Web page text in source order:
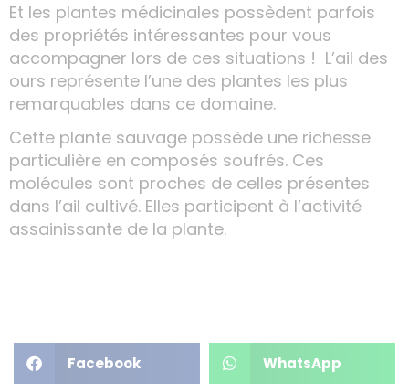
Et les plantes médicinales possèdent parfois
des propriétés intéressantes pour vous
accompagner lors de ces situations ! L’ail des
ours représente l’une des plantes les plus
remarquables dans ce domaine.
Cette plante sauvage possède une richesse
particulière en composés soufrés. Ces
molécules sont proches de celles présentes
dans l’ail cultivé. Elles participent à l’activité
assainissante de la plante.
Facebook WhatsApp